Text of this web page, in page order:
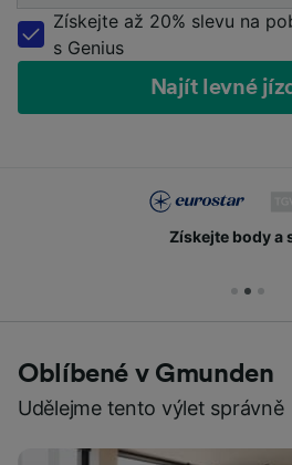
Získejte až 20% slevu na
s Genius
Najít levné
Získejte body a
Oblíbené v Gmunden
Udělejme tento výlet správně